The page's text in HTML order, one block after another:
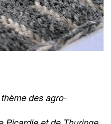
des agro-